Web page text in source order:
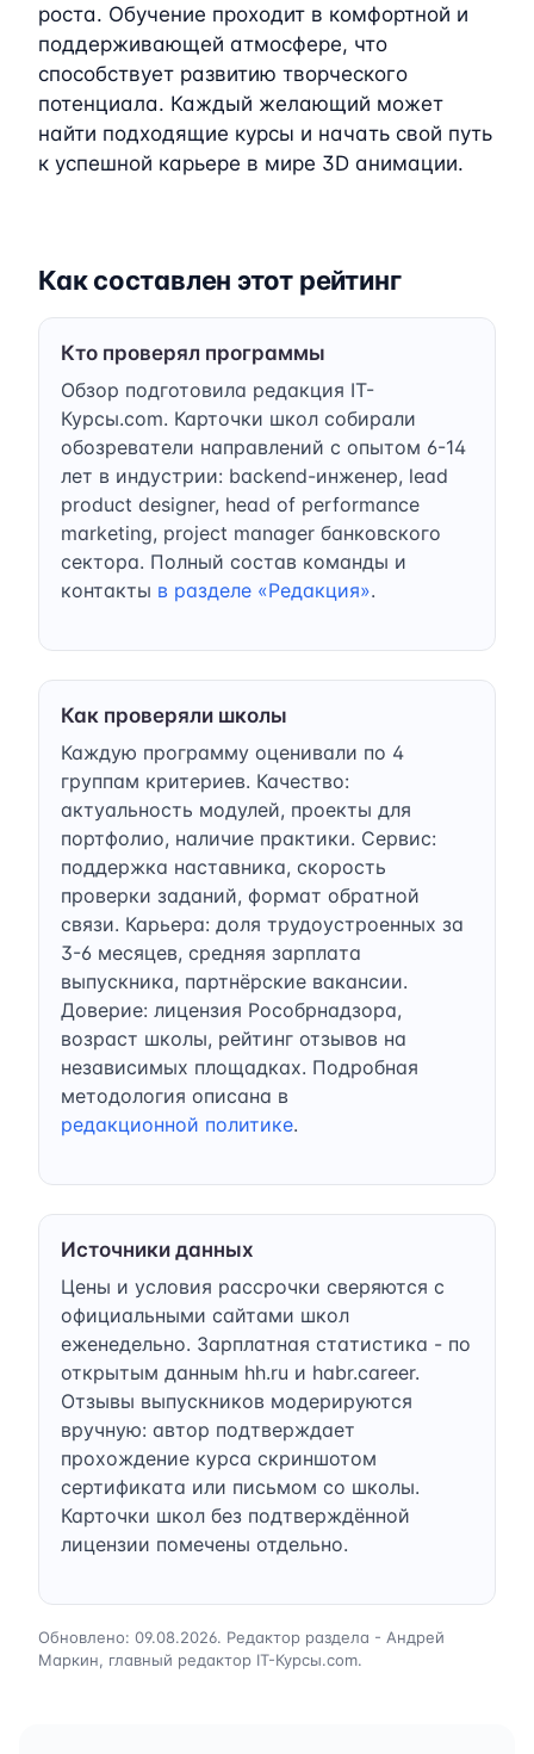
роста. Обучение проходит в комфортной и
поддерживающей атмосфере, что
способствует развитию творческого
потенциала. Каждый желающий может
найти подходящие курсы и начать свой путь
к успешной карьере в мире 3D анимации.
Как составлен этот рейтинг
Кто проверял программы
Обзор подготовила редакция IT-
Курсы.com. Карточки школ собирали
обозреватели направлений с опытом 6-14
лет в индустрии: backend-инженер, lead
product designer, head of performance
marketing, project manager банковского
сектора. Полный состав команды и
контакты в разделе «Редакция».
Как проверяли школы
Каждую программу оценивали по 4
группам критериев. Качество:
актуальность модулей, проекты для
портфолио, наличие практики. Сервис:
поддержка наставника, скорость
проверки заданий, формат обратной
связи. Карьера: доля трудоустроенных за
3-6 месяцев, средняя зарплата
выпускника, партнёрские вакансии.
Доверие: лицензия Рособрнадзора,
возраст школы, рейтинг отзывов на
независимых площадках. Подробная
методология описана в
редакционной политике.
Источники данных
Цены и условия рассрочки сверяются с
официальными сайтами школ
еженедельно. Зарплатная статистика - по
открытым данным hh.ru и habr.career.
Отзывы выпускников модерируются
вручную: автор подтверждает
прохождение курса скриншотом
сертификата или письмом со школы.
Карточки школ без подтверждённой
лицензии помечены отдельно.
Обновлено: 09.08.2026. Редактор раздела - Андрей
Маркин, главный редактор IT-Курсы.com.